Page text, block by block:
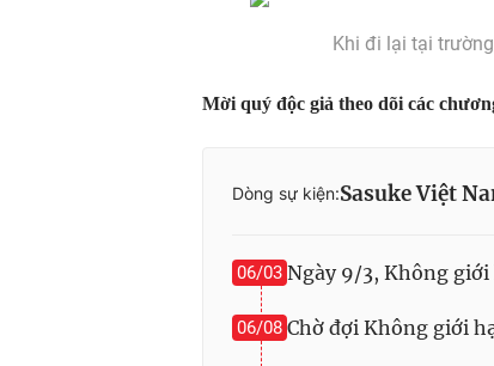
Khi đi lại tại
Mời quý độc giả theo dõi các
Dòng sự kiện:Sasuke Việt
06/03 Ngày 9/3, Không
06/08 Chờ đợi Không giới